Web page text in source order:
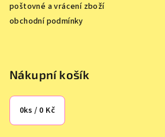
poštovné a vrácení zboží
obchodní podmínky
Nákupní košík
0ks / 0 Kč